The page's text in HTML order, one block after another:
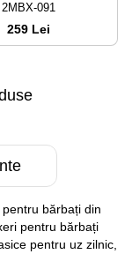
2MBX-091
259 Lei
bărbați din
pentru bărbați
pentru uz zilnic,